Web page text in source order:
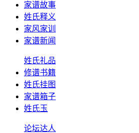
家谱故事
姓氏释义
家风家训
家谱新闻
姓氏礼品
修谱书籍
姓氏挂图
家谱箱子
姓氏玉
论坛达人